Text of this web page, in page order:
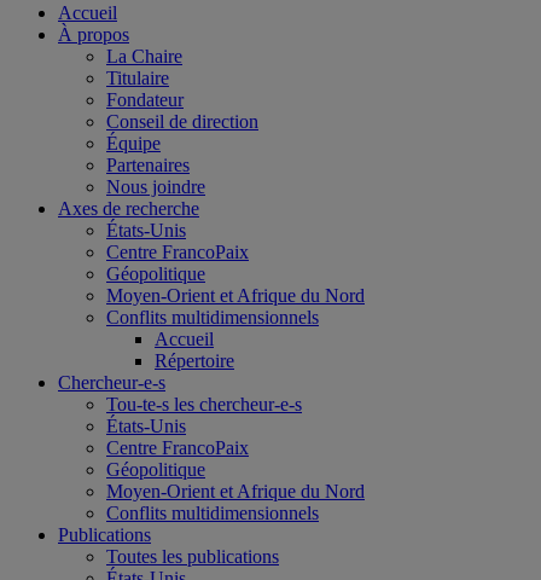
Accueil
À propos
La Chaire
Titulaire
Fondateur
Conseil de direction
Équipe
Partenaires
Nous joindre
Axes de recherche
États-Unis
Centre FrancoPaix
Géopolitique
Moyen-Orient et Afrique du Nord
Conflits multidimensionnels
Accueil
Répertoire
Chercheur-e-s
Tou-te-s les chercheur-e-s
États-Unis
Centre FrancoPaix
Géopolitique
Moyen-Orient et Afrique du Nord
Conflits multidimensionnels
Publications
Toutes les publications